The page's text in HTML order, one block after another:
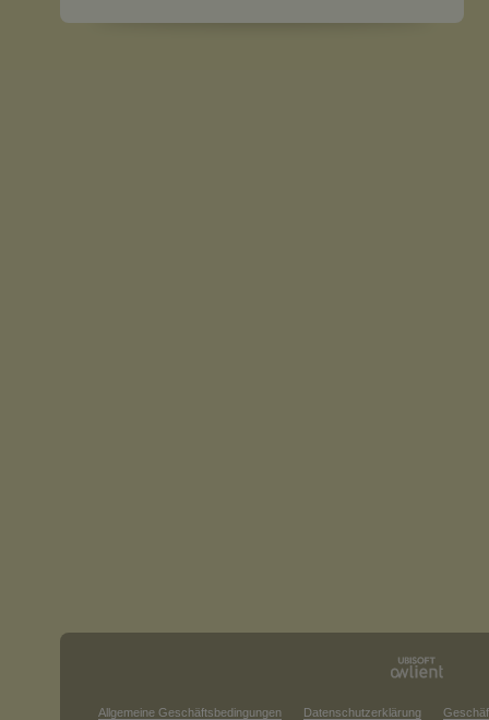
Allgemeine Geschäftsbedingungen Datenschutzerklärung